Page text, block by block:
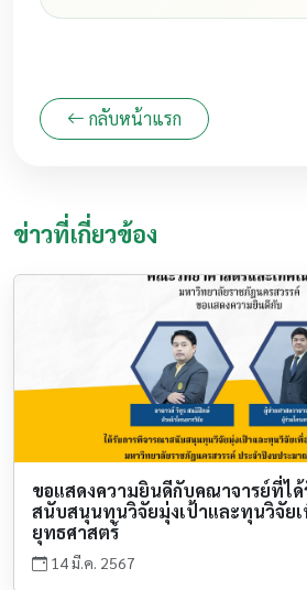
กลับหน้าแรก
ข่าวที่เกี่ยวข้อง
ขอแสดงความยินดีกับคณาจารย์ที่ไ
สนับสนุนทุนวิจัยมุ่งเป้าและทุนวิจัย
ยุทธศาสตร์
14 มี.ค. 2567